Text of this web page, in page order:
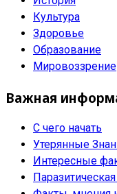
Культура
Здоровье
Образование
Мировоззрение
Важная
С чего начать
Утерянные
Интересные